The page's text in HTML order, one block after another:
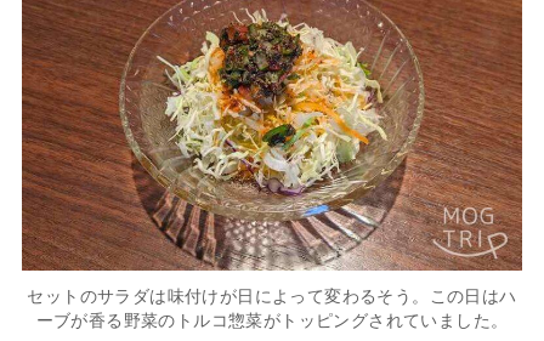
セットのサラダは味付けが日によって変わるそう。この日はハ
ーブが香る野菜のトルコ惣菜がトッピングされていました。